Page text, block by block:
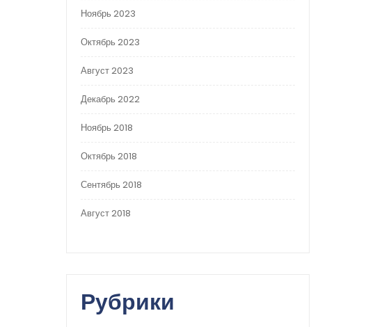
Ноябрь 2023
Октябрь 2023
Август 2023
Декабрь 2022
Ноябрь 2018
Октябрь 2018
Сентябрь 2018
Август 2018
Рубрики